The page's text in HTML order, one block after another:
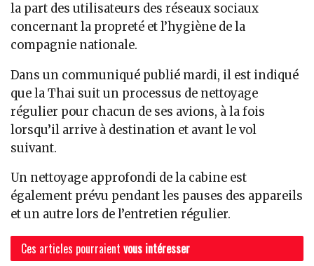
la part des utilisateurs des réseaux sociaux
concernant la propreté et l’hygiène de la
compagnie nationale.
Dans un communiqué publié mardi, il est indiqué
que la Thai suit un processus de nettoyage
régulier pour chacun de ses avions, à la fois
lorsqu’il arrive à destination et avant le vol
suivant.
Un nettoyage approfondi de la cabine est
également prévu pendant les pauses des appareils
et un autre lors de l’entretien régulier.
Ces articles pourraient vous intéresser